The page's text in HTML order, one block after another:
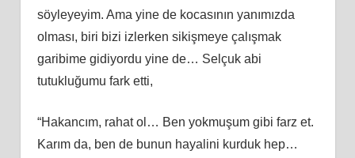
söyleyeyim. Ama yine de kocasının yanımızda
olması, biri bizi izlerken sikişmeye çalışmak
garibime gidiyordu yine de… Selçuk abi
tutukluğumu fark etti,
“Hakancım, rahat ol… Ben yokmuşum gibi farz et.
Karım da, ben de bunun hayalini kurduk hep…